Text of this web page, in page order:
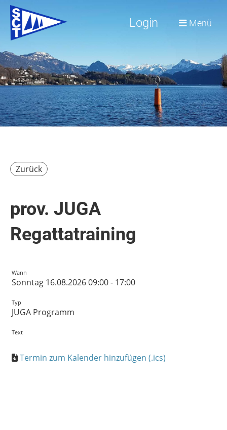
Login Menü
Zurück
prov. JUGA
Regattatraining
Wann
Sonntag 16.08.2026 09:00 - 17:00
Typ
JUGA Programm
Text
Termin zum Kalender hinzufügen (.ics)